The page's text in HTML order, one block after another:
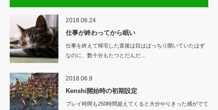
2018.06.24
仕事が終わってから眠い
仕事を終えて帰宅した直後は目はぱっちり開いていたはず
なのに、数十分もたつとだんだ…
2018.06.9
Kenshi開始時の初期設定
プレイ時間も250時間超えてくると大分やりきった感がでて